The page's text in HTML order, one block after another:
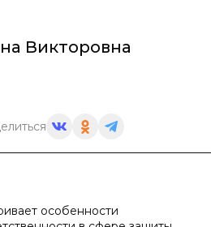
Викторовна
особенности